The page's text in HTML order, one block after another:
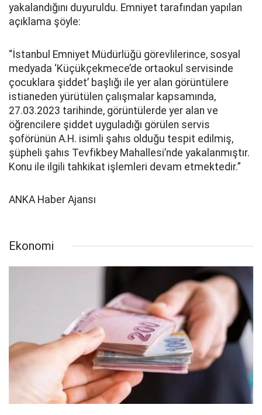
yakalandığını duyuruldu. Emniyet tarafından yapılan
açıklama şöyle:
“İstanbul Emniyet Müdürlüğü görevlilerince, sosyal
medyada ‘Küçükçekmece’de ortaokul servisinde
çocuklara şiddet’ başlığı ile yer alan görüntülere
istianeden yürütülen çalışmalar kapsamında,
27.03.2023 tarihinde, görüntülerde yer alan ve
öğrencilere şiddet uyguladığı görülen servis
şoförünün A.H. isimli şahıs olduğu tespit edilmiş,
şüpheli şahıs Tevfikbey Mahallesi’nde yakalanmıştır.
Konu ile ilgili tahkikat işlemleri devam etmektedir.”
ANKA Haber Ajansı
Ekonomi